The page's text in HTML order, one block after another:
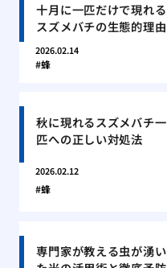
十月に一匹だけで現れる
スズメバチの生態的理由
2026.02.14
蜂
秋に現れるスズメバチ一
匹への正しい対処法
2026.02.12
蜂
専門家が教える虫が湧い